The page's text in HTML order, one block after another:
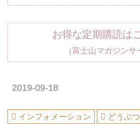
お得な定期購読は
（富士山マガジンサ
2019-09-18
インフォメーション どうぶつ